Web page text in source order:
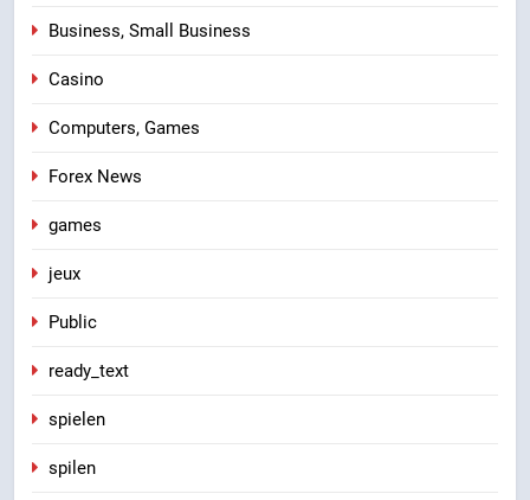
Business, Small Business
Casino
Computers, Games
Forex News
games
jeux
Public
ready_text
spielen
spilen